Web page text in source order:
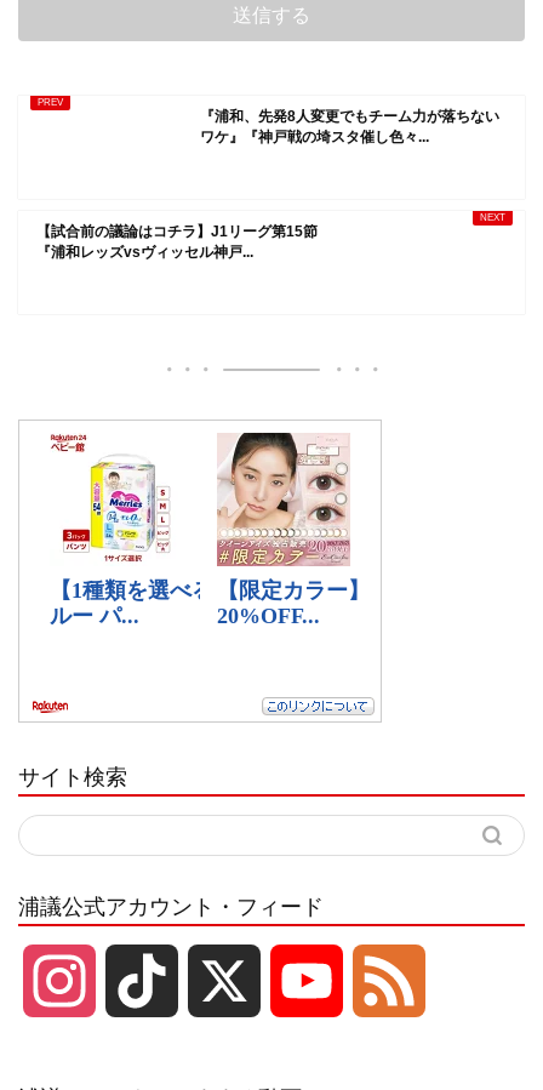
『浦和、先発8人変更でもチーム力が落ちない
ワケ』『神戸戦の埼スタ催し色々...
【試合前の議論はコチラ】J1リーグ第15節
『浦和レッズvsヴィッセル神戸...
サイト検索
浦議公式アカウント・フィード